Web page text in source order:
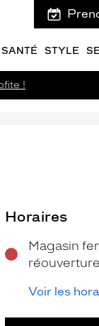
SANTÉ STYLE
!
Horaires
Magasin
Voir les